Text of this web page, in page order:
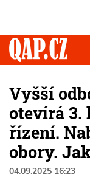
Vyšší
otevírá 3.
řízení.
obory.
04.09.2025 16:23